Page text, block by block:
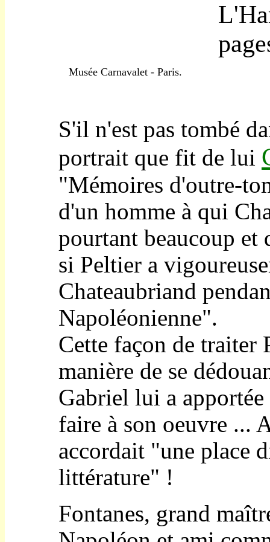
Musée Carnavalet - Paris.
S'il n'est pas tombé
portrait que fit de lui
"Mémoires d'outre-
d'un homme à qui
pourtant beaucoup et
si Peltier a
Chateaubriand
Napoléonienne".
Cette façon de traiter
manière de se
Gabriel lui a
faire à son oeuvre ...
accordait "une place
littérature" !
Fontanes, grand